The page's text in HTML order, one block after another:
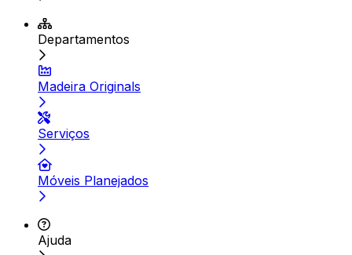
Departamentos
Madeira Originals
Serviços
Móveis Planejados
Ajuda